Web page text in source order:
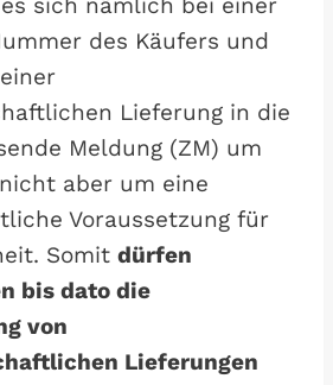
des Käufers und
Lieferung in die
Meldung (ZM) um
aber um eine
Voraussetzung für
Somit dürfen
bis dato die
von
Lieferungen